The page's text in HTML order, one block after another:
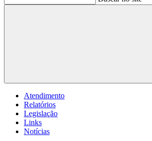
Buscar
Atendimento
Relatórios
Legislação
Links
Notícias